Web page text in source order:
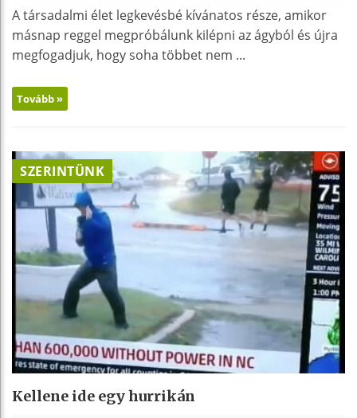
A társadalmi élet legkevésbé kívánatos része, amikor
másnap reggel megpróbálunk kilépni az ágyból és újra
megfogadjuk, hogy soha többet nem ...
Tovább »
SZERINTÜNK
Kellene ide egy hurrikán